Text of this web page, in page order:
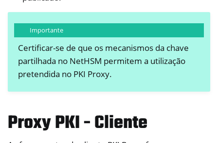
Importante
Certificar-se de que os mecanismos da chave
partilhada no NetHSM permitem a utilização
pretendida no PKI Proxy.
Proxy PKI - Cliente